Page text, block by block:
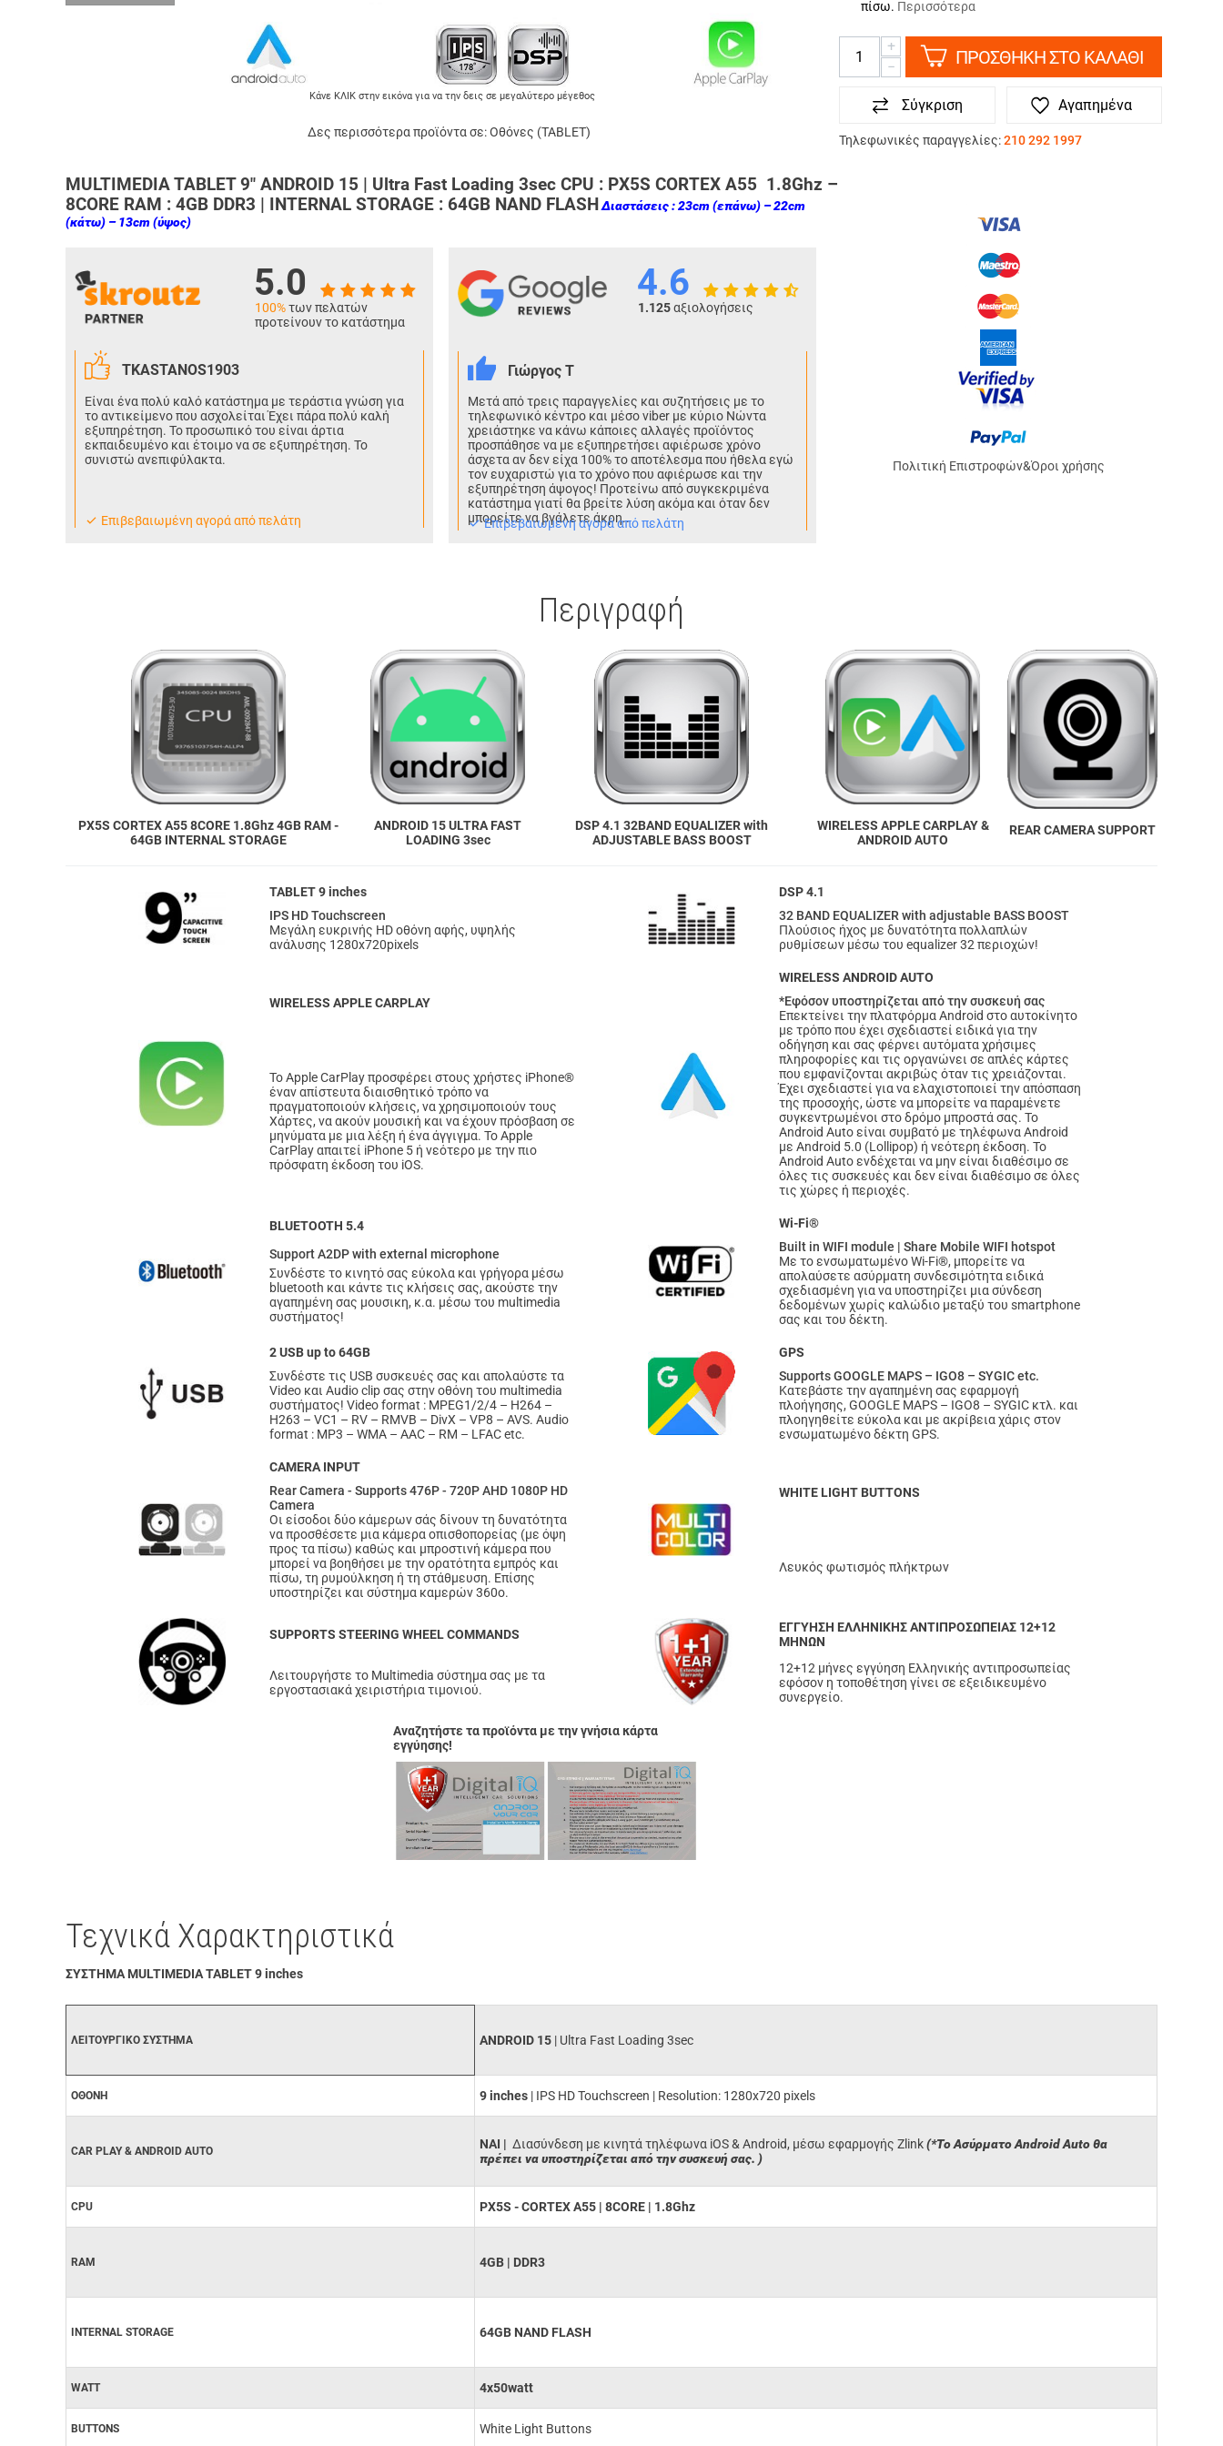
Κάνε ΚΛΙΚ στην εικόνα για να την δεις σε μεγαλύτερο μέγεθος
πίσω. Περισσότερα
+
−
ΠΡΟΣΘΗΚΗ ΣΤΟ ΚΑΛΑΘΙ
Σύγκριση Αγαπημένα
Τηλεφωνικές παραγγελίες:210 292 1997
Πολιτική Επιστροφών&Όροι χρήσης
Δες περισσότερα προϊόντα σε:Οθόνες (TABLET)
MULTIMEDIA TABLET 9" ANDROID 15 | Ultra Fast Loading 3sec CPU : PX5S CORTEX A55 1.8Ghz –
8CORE RAM : 4GB DDR3 | INTERNAL STORAGE : 64GB NAND FLASH Διαστάσεις : 23cm (επάνω) – 22cm
(κάτω) – 13cm (ύψος)
5.0
100%των πελατών
προτείνουν το κατάστημα
TKASTANOS1903
Είναι ένα πολύ καλό κατάστημα με τεράστια γνώση για
το αντικείμενο που ασχολείται Έχει πάρα πολύ καλή
εξυπηρέτηση. Το προσωπικό του είναι άρτια
εκπαιδευμένο και έτοιμο να σε εξυπηρέτηση. Το
συνιστώ ανεπιφύλακτα.
Eπιβεβαιωμένη αγορά από πελάτη
4.6
1.125αξιολογήσεις
Γιώργος Τ
Μετά από τρεις παραγγελίες και συζητήσεις με το
τηλεφωνικό κέντρο και μέσο viber με κύριο Νώντα
χρειάστηκε να κάνω κάποιες αλλαγές προϊόντος
προσπάθησε να με εξυπηρετήσει αφιέρωσε χρόνο
άσχετα αν δεν είχα 100% το αποτέλεσμα που ήθελα εγώ
τον ευχαριστώ για το χρόνο που αφιέρωσε και την
εξυπηρέτηση άψογος! Προτείνω από συγκεκριμένα
κατάστημα γιατί θα βρείτε λύση ακόμα και όταν δεν
μπορείτε να βγάλετε άκρη..
Eπιβεβαιωμένη αγορά από πελάτη
Περιγραφή
PX5S CORTEX A55 8CORE 1.8Ghz 4GB RAM -
64GB INTERNAL STORAGE
ANDROID 15 ULTRA FAST
LOADING 3sec
DSP 4.1 32BAND EQUALIZER with
ADJUSTABLE BASS BOOST
WIRELESS APPLE CARPLAY &
ANDROID AUTO
REAR CAMERA SUPPORT
TABLET 9 inches
IPS HD Touchscreen
Μεγάλη ευκρινής HD οθόνη αφής, υψηλής
ανάλυσης 1280x720pixels
DSP 4.1
32 BAND EQUALIZER with adjustable BASS BOOST
Πλούσιος ήχος με δυνατότητα πολλαπλών
ρυθμίσεων μέσω του equalizer 32 περιοχών!
WIRELESS APPLE CARPLAY
Το Apple CarPlay προσφέρει στους χρήστες iPhone®
έναν απίστευτα διαισθητικό τρόπο να
πραγματοποιούν κλήσεις, να χρησιμοποιούν τους
Χάρτες, να ακούν μουσική και να έχουν πρόσβαση σε
μηνύματα με μια λέξη ή ένα άγγιγμα. Το Apple
CarPlay απαιτεί iPhone 5 ή νεότερο με την πιο
πρόσφατη έκδοση του iOS.
WIRELESS ANDROID AUTO
*Εφόσον υποστηρίζεται από την συσκευή σας
Επεκτείνει την πλατφόρμα Android στο αυτοκίνητο
με τρόπο που έχει σχεδιαστεί ειδικά για την
οδήγηση και σας φέρνει αυτόματα χρήσιμες
πληροφορίες και τις οργανώνει σε απλές κάρτες
που εμφανίζονται ακριβώς όταν τις χρειάζονται.
Έχει σχεδιαστεί για να ελαχιστοποιεί την απόσπαση
της προσοχής, ώστε να μπορείτε να παραμένετε
συγκεντρωμένοι στο δρόμο μπροστά σας. Το
Android Auto είναι συμβατό με τηλέφωνα Android
με Android 5.0 (Lollipop) ή νεότερη έκδοση. Το
Android Auto ενδέχεται να μην είναι διαθέσιμο σε
όλες τις συσκευές και δεν είναι διαθέσιμο σε όλες
τις χώρες ή περιοχές.
BLUETOOTH 5.4
Support A2DP with external microphone
Συνδέστε το κινητό σας εύκολα και γρήγορα μέσω
bluetooth και κάντε τις κλήσεις σας, ακούστε την
αγαπημένη σας μουσικη, κ.α. μέσω του multimedia
συστήματος!
Wi-Fi®
Built in WIFI module | Share Mobile WIFI hotspot
Με το ενσωματωμένο Wi-Fi®, μπορείτε να
απολαύσετε ασύρματη συνδεσιμότητα ειδικά
σχεδιασμένη για να υποστηρίζει μια σύνδεση
δεδομένων χωρίς καλώδιο μεταξύ του smartphone
σας και του δέκτη.
2 USB up to 64GB
Συνδέστε τις USB συσκευές σας και απολαύστε τα
Video και Audio clip σας στην οθόνη του multimedia
συστήματος! Video format : MPEG1/2/4 – H264 –
H263 – VC1 – RV – RMVB – DivX – VP8 – AVS. Audio
format : MP3 – WMA – AAC – RM – LFAC etc.
GPS
Supports GOOGLE MAPS – IGO8 – SYGIC etc.
Κατεβάστε την αγαπημένη σας εφαρμογή
πλοήγησης, GOOGLE MAPS – IGO8 – SYGIC κτλ. και
πλοηγηθείτε εύκολα και με ακρίβεια χάρις στον
ενσωματωμένο δέκτη GPS.
CAMERA INPUT
Rear Camera - Supports 476P - 720P AHD 1080P HD
Camera
Οι είσοδοι δύο κάμερων σάς δίνουν τη δυνατότητα
να προσθέσετε μια κάμερα οπισθοπορείας (με όψη
προς τα πίσω) καθώς και μπροστινή κάμερα που
μπορεί να βοηθήσει με την ορατότητα εμπρός και
πίσω, τη ρυμούλκηση ή τη στάθμευση. Επίσης
υποστηρίζει και σύστημα καμερών 360ο.
WHITE LIGHT BUTTONS
Λευκός φωτισμός πλήκτρων
SUPPORTS STEERING WHEEL COMMANDS
Λειτουργήστε το Multimedia σύστημα σας με τα
εργοστασιακά χειριστήρια τιμονιού.
ΕΓΓΥΗΣΗ ΕΛΛΗΝΙΚΗΣ ΑΝΤΙΠΡΟΣΩΠΕΙΑΣ 12+12
ΜΗΝΩΝ
12+12 μήνες εγγύηση Ελληνικής αντιπροσωπείας
εφόσον η τοποθέτηση γίνει σε εξειδικευμένο
συνεργείο.
Αναζητήστε τα προϊόντα με την γνήσια κάρτα
εγγύησης!
Τεχνικά Χαρακτηριστικά
ΣΥΣΤΗΜΑ MULTIMEDIA TABLET 9 inches
ΛΕΙΤΟΥΡΓΙΚΟ ΣΥΣΤΗΜΑ ANDROID 15 | Ultra Fast Loading 3sec
ΟΘΟΝΗ 9 inches | IPS HD Touchscreen | Resolution: 1280x720 pixels
CAR PLAY & ANDROID AUTO ΝΑΙ | Διασύνδεση με κινητά τηλέφωνα iOS & Android, μέσω εφαρμογής Zlink(*Το Ασύρματο Android Auto θα
πρέπει να υποστηρίζεται από την συσκευή σας. )
CPU PX5S - CORTEX A55 | 8CORE | 1.8Ghz
RAM 4GB | DDR3
INTERNAL STORAGE 64GB NAND FLASH
WATT 4x50watt
BUTTONS White Light Buttons